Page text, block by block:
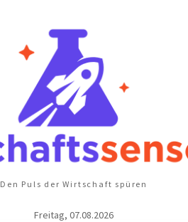
Den Puls der Wirtschaft spüren
Freitag, 07.08.2026